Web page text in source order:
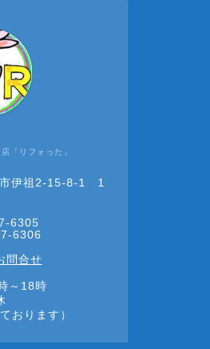
「リフォった」
伊祖2-15-8-1 1
6305
6306
問合せ
～18時
おります）